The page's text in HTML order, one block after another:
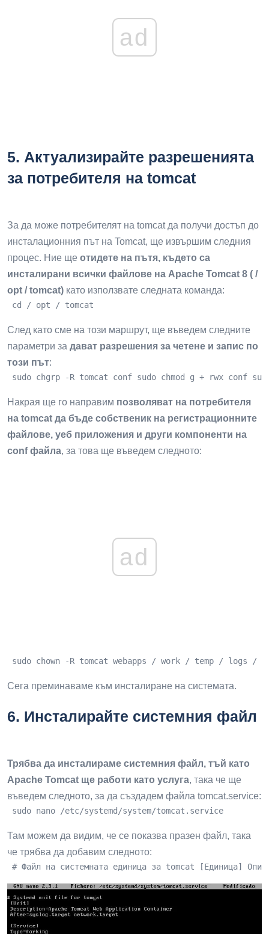
ad
5. Актуализирайте разрешенията
за потребителя на tomcat
За да може потребителят на tomcat да получи достъп до
инсталационния път на Tomcat, ще извършим следния
процес. Ние ще отидете на пътя, където са
инсталирани всички файлове на Apache Tomcat 8 ( /
opt / tomcat) като използвате следната команда:
cd / opt / tomcat
След като сме на този маршрут, ще въведем следните
параметри за дават разрешения за четене и запис по
този път:
sudo chgrp -R tomcat conf sudo chmod g + rwx conf
Накрая ще го направим позволяват на потребителя
на tomcat да бъде собственик на регистрационните
файлове, уеб приложения и други компоненти на
conf файла, за това ще въведем следното:
ad
sudo chown -R tomcat webapps / work / temp / logs /
Сега преминаваме към инсталиране на системата.
6. Инсталирайте системния файл
Трябва да инсталираме системния файл, тъй като
Apache Tomcat ще работи като услуга, така че ще
въведем следното, за да създадем файла tomcat.service:
sudo nano /etc/systemd/system/tomcat.service
Там можем да видим, че се показва празен файл, така
че трябва да добавим следното:
# Файл на системната единица за tomcat [Единица]